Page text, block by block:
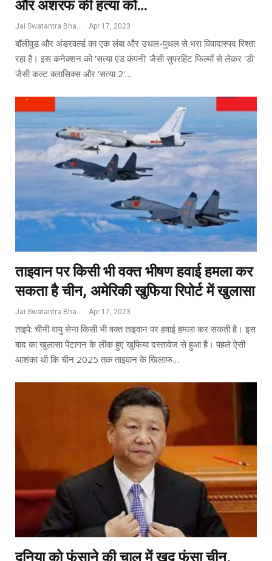
और अशरफ की हत्या को…
Jai Swatantra Bharat Apr 17, 2023
बॉलीवुड और अंडरवर्ल्ड का एक लंबा और उथल-पुथल से भरा विवादास्पद रिश्ता
रहा है। इस कनेक्शन को 'सत्या एंड कंपनी' जैसी सुपरहिट फिल्मों से लेकर 'डी'
जैसी कल्ट क्लासिक्स और 'सत्या 2'…
ताइवान पर किसी भी वक्त भीषण हवाई हमला कर
सकता है चीन, अमेरिकी खुफिया रिपोर्ट में खुलासा
Apr 17, 2023
ताइपे: चीनी वायु सेना किसी भी वक्त ताइवान पर हवाई हमला कर सकती है। इस
बाद का खुलासा पेंटागन के लीक हुए खुफिया दस्तावेज से हुआ है। पहले ऐसी
आशंका थी कि चीन 2025 तक ताइवान के खिलाफ…
दुनिया को फंसाने की चाल में खुद फंसा चीन,